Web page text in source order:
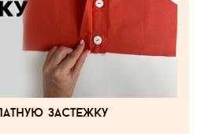
застежку